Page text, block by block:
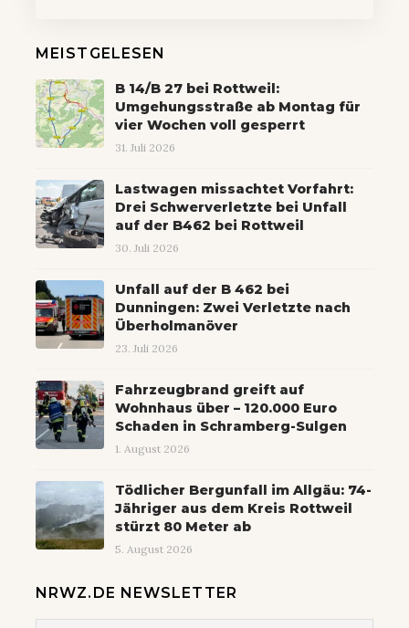
MEISTGELESEN
B 14/B 27 bei Rottweil:
Umgehungsstraße ab Montag für
vier Wochen voll gesperrt
31. Juli 2026
Lastwagen missachtet Vorfahrt:
Drei Schwerverletzte bei Unfall
auf der B462 bei Rottweil
30. Juli 2026
Unfall auf der B 462 bei
Dunningen: Zwei Verletzte nach
Überholmanöver
23. Juli 2026
Fahrzeugbrand greift auf
Wohnhaus über – 120.000 Euro
Schaden in Schramberg-Sulgen
1. August 2026
Tödlicher Bergunfall im Allgäu: 74-
Jähriger aus dem Kreis Rottweil
stürzt 80 Meter ab
5. August 2026
NRWZ.DE NEWSLETTER